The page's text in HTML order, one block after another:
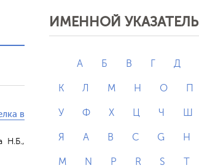
в
Н.Б.,
ИМЕННОЙ УКАЗАТЕЛЬ
А Б В Г Д
К Л М Н О П
У Ф Х Ц Ч Ш
Я A B C G H
M N P R S T